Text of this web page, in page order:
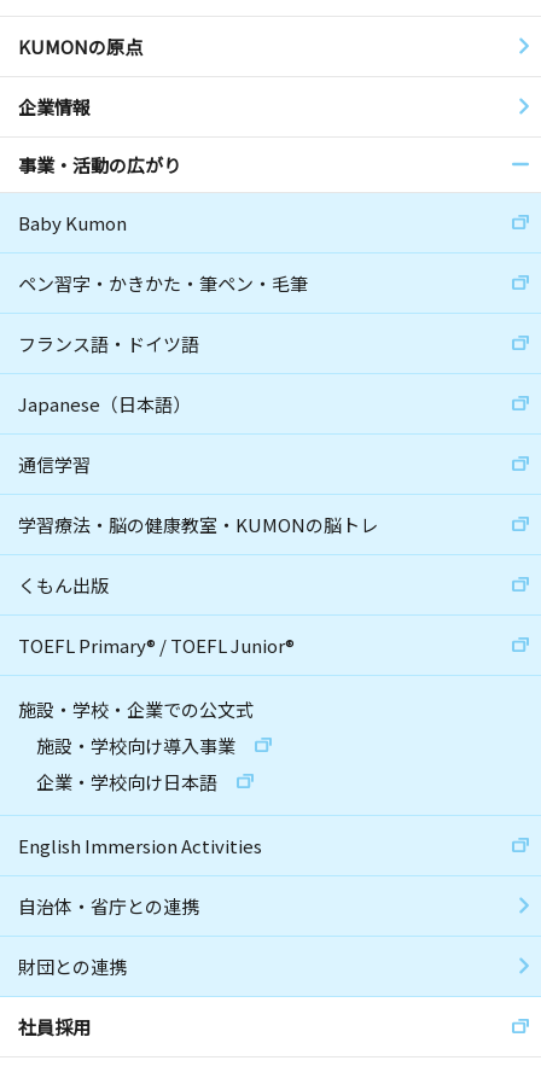
KUMONの原点
企業情報
事業・活動の広がり
Baby Kumon
ペン習字・かきかた・筆ペン・毛筆
フランス語・ドイツ語
Japanese（日本語）
通信学習
学習療法・脳の健康教室・KUMONの脳トレ
くもん出版
TOEFL Primary® /TOEFL Junior®
施設・学校・企業での公文式
施設・学校向け導入事業
企業・学校向け日本語
English Immersion Activities
自治体・省庁との連携
財団との連携
社員採用